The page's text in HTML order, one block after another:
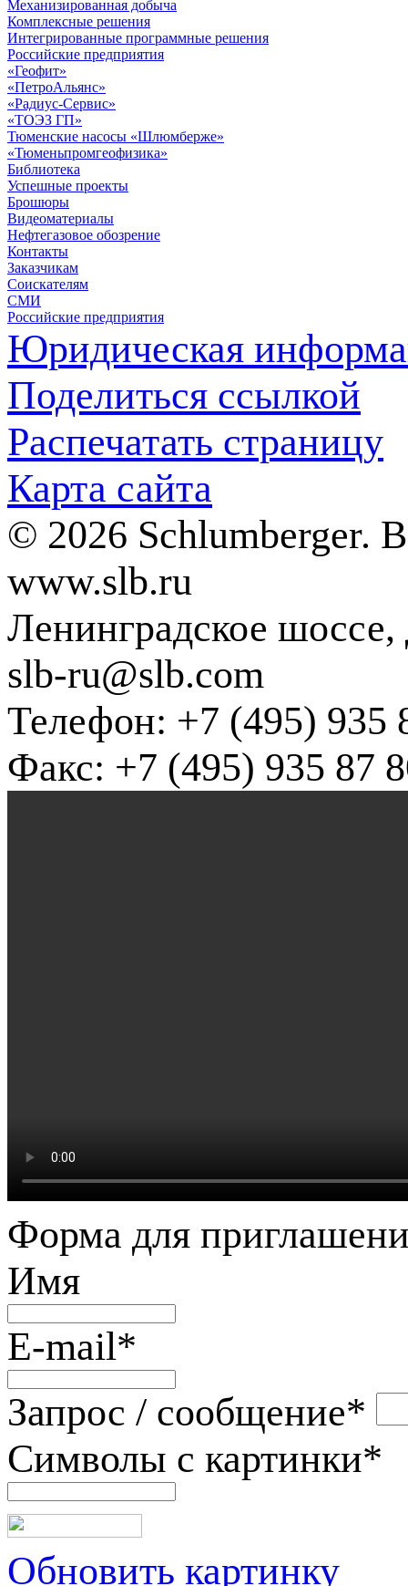
Механизированная добыча
Комплексные решения
Интегрированные программные решения
Российские предприятия
«Геофит»
«ПетроАльянс»
«Радиус-Сервис»
«ТОЭЗ ГП»
Тюменские насосы «Шлюмберже»
«Тюменьпромгеофизика»
Библиотека
Успешные проекты
Брошюры
Видеоматериалы
Нефтегазовое обозрение
Контакты
Заказчикам
Соискателям
СМИ
Российские предприятия
Юридическая
Поделиться ссылкой
Распечатать страницу
Карта сайта
© 2026 Schlumberger.
www.slb.ru
Ленинградское
slb-ru@slb.com
Телефон: +7 (495) 935
Факс: +7 (495) 935 87
Форма для
Имя
E-mail*
Запрос / сообщение*
Символы с картинки*
Обновить картинку